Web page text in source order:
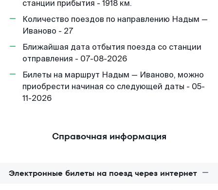
станции прибытия - 1918 км.
Количество поездов по направлению Надым —
Иваново - 27
Ближайшая дата отбытия поезда со станции
отправления - 07-08-2026
Билеты на маршрут Надым — Иваново, можно
приобрести начиная со следующей даты - 05-
11-2026
Справочная информация
Электронные билеты на поезд через интернет